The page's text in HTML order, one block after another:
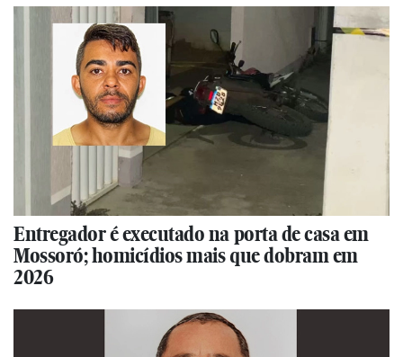
Entregador é executado na porta de casa em
Mossoró; homicídios mais que dobram em
2026